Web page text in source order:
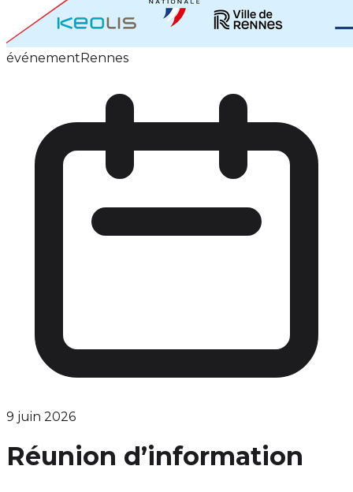
événementRennes
9 juin 2026
Réunion d’information